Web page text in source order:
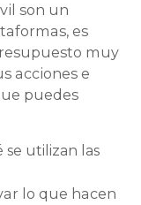
son un
es
muy
acciones e
puedes
se utilizan las
lo que hacen